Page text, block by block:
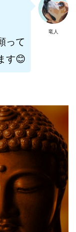
竜人
って
す😊
できるスマホ副業
ゲス・ジュニア
スシステム
トスター
トチェッカー
レ
ス